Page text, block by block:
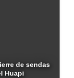
de sendas
Huapi